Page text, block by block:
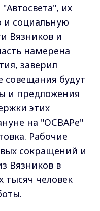
их
социальную
Вязников и
намерена
заверил
совещания будут
и предложения
этих
на "ОСВАРе"
Рабочие
сокращений и
Вязников в
тысяч человек